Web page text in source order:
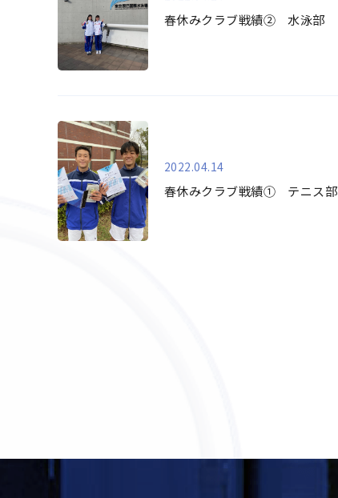
春休みクラブ戦績② 水泳部
2022.04.14
春休みクラブ戦績① テニス部